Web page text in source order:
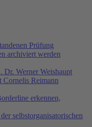
Prüfung
archiviert werden
Dr. Werner Weishaupt
Reimann
erkennen,
selbstorganisatorischen